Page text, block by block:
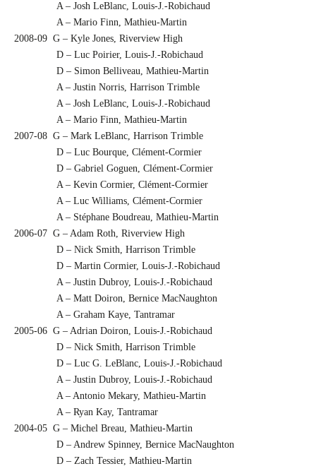
A – Josh LeBlanc, Louis-J.-Robichaud
A – Mario Finn, Mathieu-Martin
2008-09 G – Kyle Jones, Riverview High
D – Luc Poirier, Louis-J.-Robichaud
D – Simon Belliveau, Mathieu-Martin
A – Justin Norris, Harrison Trimble
A – Josh LeBlanc, Louis-J.-Robichaud
A – Mario Finn, Mathieu-Martin
2007-08 G – Mark LeBlanc, Harrison Trimble
D – Luc Bourque, Clément-Cormier
D – Gabriel Goguen, Clément-Cormier
A – Kevin Cormier, Clément-Cormier
A – Luc Williams, Clément-Cormier
A – Stéphane Boudreau, Mathieu-Martin
2006-07 G – Adam Roth, Riverview High
D – Nick Smith, Harrison Trimble
D – Martin Cormier, Louis-J.-Robichaud
A – Justin Dubroy, Louis-J.-Robichaud
A – Matt Doiron, Bernice MacNaughton
A – Graham Kaye, Tantramar
2005-06 G – Adrian Doiron, Louis-J.-Robichaud
D – Nick Smith, Harrison Trimble
D – Luc G. LeBlanc, Louis-J.-Robichaud
A – Justin Dubroy, Louis-J.-Robichaud
A – Antonio Mekary, Mathieu-Martin
A – Ryan Kay, Tantramar
2004-05 G – Michel Breau, Mathieu-Martin
D – Andrew Spinney, Bernice MacNaughton
D – Zach Tessier, Mathieu-Martin